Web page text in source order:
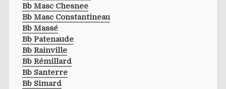
Bb Masc Chesnee
Bb Masc Constantineau
Bb Massé
Bb Patenaude
Bb Rainville
Bb Rémillard
Bb Santerre
Bb Simard